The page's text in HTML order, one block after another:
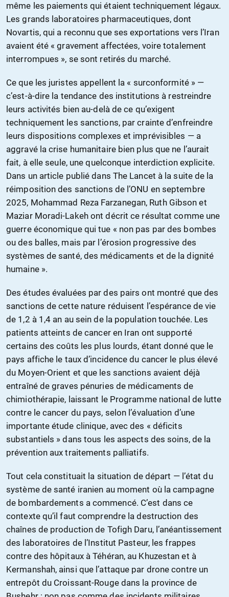
même les paiements qui étaient techniquement légaux.
Les grands laboratoires pharmaceutiques, dont
Novartis, qui a reconnu que ses exportations vers l’Iran
avaient été « gravement affectées, voire totalement
interrompues », se sont retirés du marché.
Ce que les juristes appellent la « surconformité » —
c’est-à-dire la tendance des institutions à restreindre
leurs activités bien au-delà de ce qu’exigent
techniquement les sanctions, par crainte d’enfreindre
leurs dispositions complexes et imprévisibles — a
aggravé la crise humanitaire bien plus que ne l’aurait
fait, à elle seule, une quelconque interdiction explicite.
Dans un article publié dans The Lancet à la suite de la
réimposition des sanctions de l’ONU en septembre
2025, Mohammad Reza Farzanegan, Ruth Gibson et
Maziar Moradi-Lakeh ont décrit ce résultat comme une
guerre économique qui tue « non pas par des bombes
ou des balles, mais par l’érosion progressive des
systèmes de santé, des médicaments et de la dignité
humaine ».
Des études évaluées par des pairs ont montré que des
sanctions de cette nature réduisent l’espérance de vie
de 1,2 à 1,4 an au sein de la population touchée. Les
patients atteints de cancer en Iran ont supporté
certains des coûts les plus lourds, étant donné que le
pays affiche le taux d’incidence du cancer le plus élevé
du Moyen-Orient et que les sanctions avaient déjà
entraîné de graves pénuries de médicaments de
chimiothérapie, laissant le Programme national de lutte
contre le cancer du pays, selon l’évaluation d’une
importante étude clinique, avec des « déficits
substantiels » dans tous les aspects des soins, de la
prévention aux traitements palliatifs.
Tout cela constituait la situation de départ — l’état du
système de santé iranien au moment où la campagne
de bombardements a commencé. C’est dans ce
contexte qu’il faut comprendre la destruction des
chaînes de production de Tofigh Daru, l’anéantissement
des laboratoires de l’Institut Pasteur, les frappes
contre des hôpitaux à Téhéran, au Khuzestan et à
Kermanshah, ainsi que l’attaque par drone contre un
entrepôt du Croissant-Rouge dans la province de